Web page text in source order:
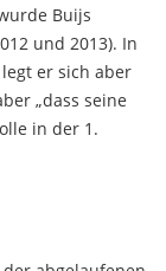
Buijs
und 2013). In
er sich aber
„dass seine
in der 1.